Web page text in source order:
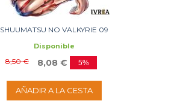
SHUUMATSU NO VALKYRIE 09
Disponible
8,50 € 8,08 € 5%
AÑADIR A LA CESTA